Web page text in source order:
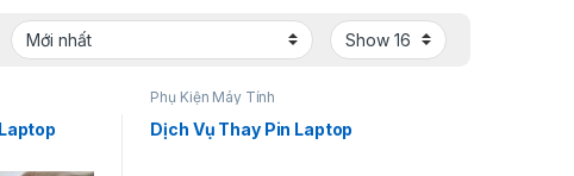
Phụ Kiện Máy Tính
Dịch Vụ Thay Pin Laptop